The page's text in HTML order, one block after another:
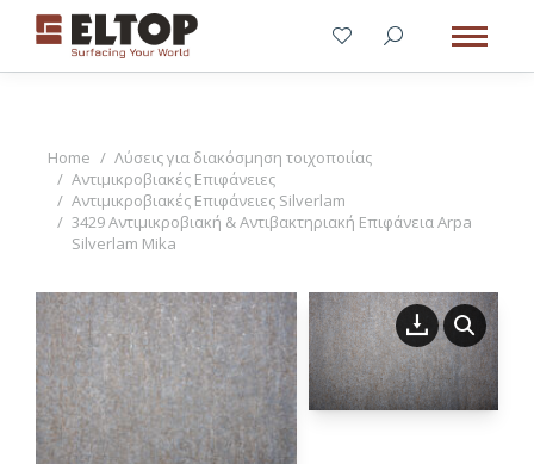
You are here:
Home
Λύσεις για διακόσμηση τοιχοποιίας
Αντιμικροβιακές Επιφάνειες
Αντιμικροβιακές Επιφάνειες Silverlam
3429 Αντιμικροβιακή & Αντιβακτηριακή Επιφάνεια Arpa
Silverlam Mika